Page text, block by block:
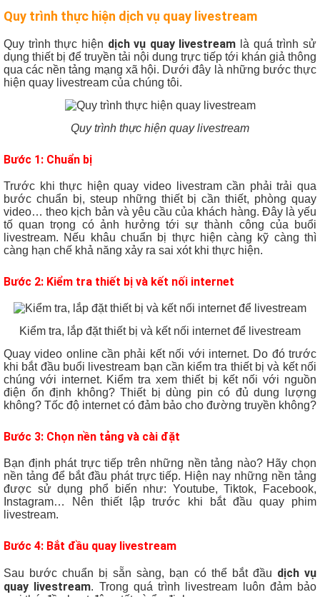
Quy trình thực hiện dịch vụ quay livestream
Quy trình thực hiện dịch vụ quay livestream là quá trình sử
dụng thiết bị để truyền tải nội dung trực tiếp tới khán giả thông
qua các nền tảng mạng xã hội. Dưới đây là những bước thực
hiện quay livestream của chúng tôi.
Quy trình thực hiện quay livestream
Bước 1: Chuẩn bị
Trước khi thực hiện quay video livestram cần phải trải qua
bước chuẩn bị, steup những thiết bị cần thiết, phòng quay
video… theo kịch bản và yêu cầu của khách hàng. Đây là yếu
tố quan trọng có ảnh hưởng tới sự thành công của buổi
livestream. Nếu khâu chuẩn bị thực hiện càng kỹ càng thì
càng hạn chế khả năng xảy ra sai xót khi thực hiện.
Bước 2: Kiểm tra thiết bị và kết nối internet
Kiểm tra, lắp đặt thiết bị và kết nối internet để livestream
Quay video online cần phải kết nối với internet. Do đó trước
khi bắt đầu buổi livestream bạn cần kiểm tra thiết bị và kết nối
chúng với internet. Kiểm tra xem thiết bị kết nối với nguồn
điện ổn định không? Thiết bị dùng pin có đủ dung lượng
không? Tốc độ internet có đảm bảo cho đường truyền không?
Bước 3: Chọn nền tảng và cài đặt
Bạn định phát trực tiếp trên những nền tảng nào? Hãy chọn
nền tảng để bắt đầu phát trực tiếp. Hiện nay những nền tảng
được sử dụng phổ biến như: Youtube, Tiktok, Facebook,
Instagram… Nên thiết lập trước khi bắt đầu quay phim
livestream.
Bước 4: Bắt đầu quay livestream
Sau bước chuẩn bị sẵn sàng, bạn có thể bắt đầu dịch vụ
quay livestream. Trong quá trình livestream luôn đảm bảo